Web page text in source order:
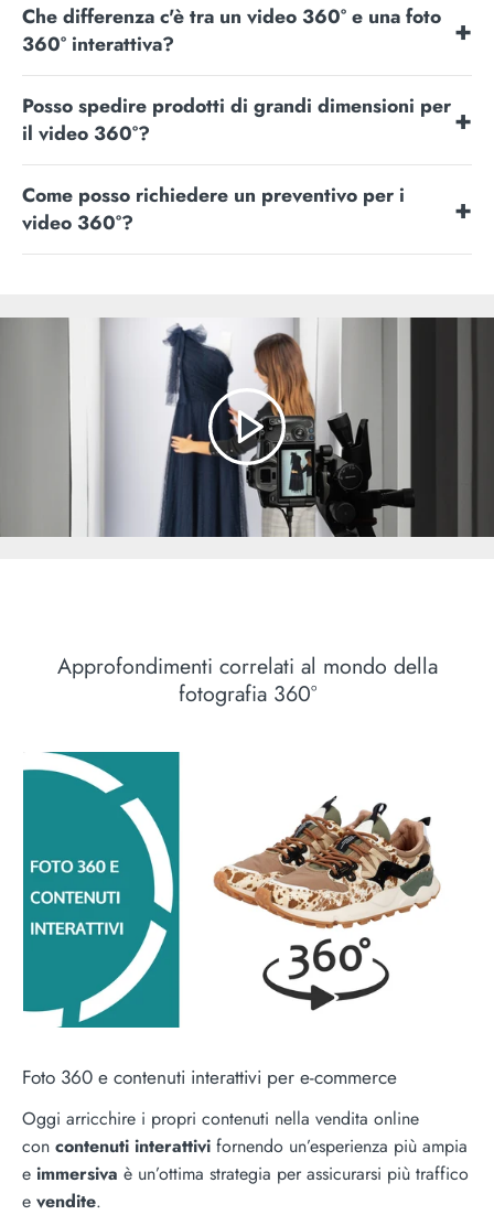
Che differenza c'è tra un video 360° e una foto
360° interattiva?
Posso spedire prodotti di grandi dimensioni per
il video 360°?
Come posso richiedere un preventivo per i
video 360°?
Approfondimenti correlati al mondo della
fotografia 360°
Foto 360 e contenuti interattivi per e-commerce
Oggi arricchire i propri contenuti nella vendita online
con contenuti interattivi fornendo un’esperienza più ampia
e immersiva è un’ottima strategia per assicurarsi più traffico
e vendite.